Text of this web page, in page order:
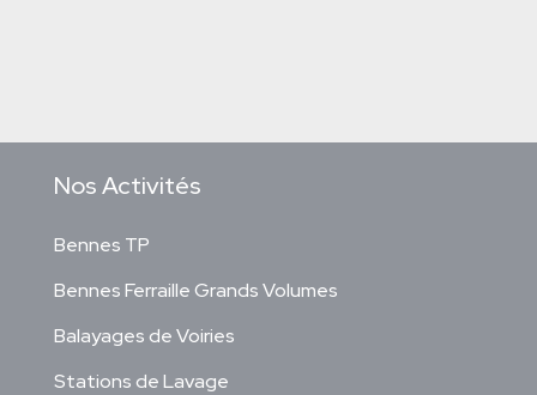
Nos Activités
Bennes TP
Bennes Ferraille Grands Volumes
Balayages de Voiries
Stations de Lavage